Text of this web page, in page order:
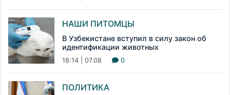
НАШИ ПИТОМЦЫ
В Узбекистане вступил в силу закон об
идентификации животных
18:14 | 07.08 0
ПОЛИТИКА